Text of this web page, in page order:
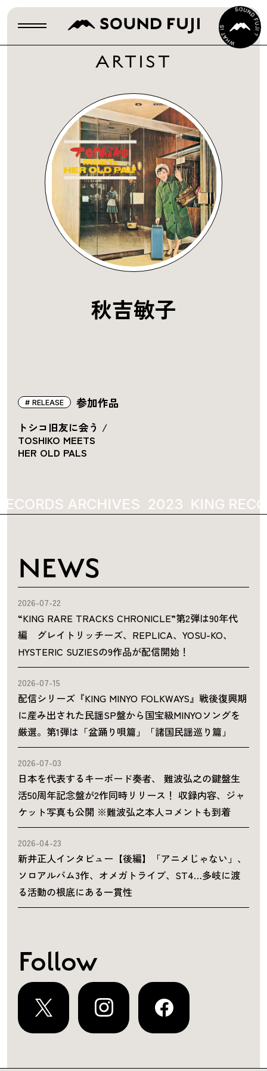
ARTIST
秋吉敏子
参加作品
RELEASE
トシコ旧友に会う /
TOSHIKO MEETS
HER OLD PALS
ARCHIVES 2023 KING
NEWS
2026-07-22
“KING RARE TRACKS CHRONICLE”第2弾は90年代
編 グレイトリッチーズ、REPLICA、YOSU-KO、
HYSTERIC SUZIESの9作品が配信開始！
2026-07-15
配信シリーズ『KING MINYO FOLKWAYS』戦後復興期
に産み出された民謡SP盤から国宝級MINYOソングを
厳選。第1弾は「盆踊り唄篇」「諸国民謡巡り篇」
2026-07-03
日本を代表するキーボード奏者、 難波弘之の鍵盤生
活50周年記念盤が2作同時リリース！ 収録内容、ジャ
ケット写真も公開 ※難波弘之本人コメントも到着
2026-04-23
新井正人インタビュー【後編】「アニメじゃない」、
ソロアルバム3作、オメガトライブ、ST4…多岐に渡
る活動の根底にある一貫性
Follow